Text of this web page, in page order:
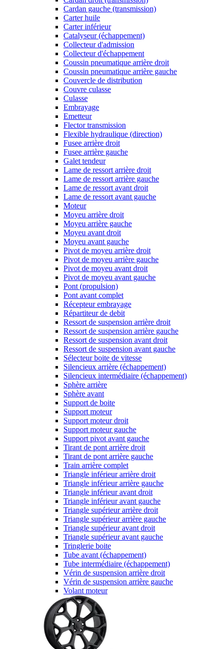
Cardan gauche (transmission)
Carter huile
Carter inférieur
Catalyseur (échappement)
Collecteur d'admission
Collecteur d'échappement
Coussin pneumatique arrière droit
Coussin pneumatique arrière gauche
Couvercle de distribution
Couvre culasse
Culasse
Embrayage
Emetteur
Flector transmission
Flexible hydraulique (direction)
Fusee arrière droit
Fusee arrière gauche
Galet tendeur
Lame de ressort arrière droit
Lame de ressort arrière gauche
Lame de ressort avant droit
Lame de ressort avant gauche
Moteur
Moyeu arrière droit
Moyeu arrière gauche
Moyeu avant droit
Moyeu avant gauche
Pivot de moyeu arrière droit
Pivot de moyeu arrière gauche
Pivot de moyeu avant droit
Pivot de moyeu avant gauche
Pont (propulsion)
Pont avant complet
Récepteur embrayage
Répartiteur de debit
Ressort de suspension arrière droit
Ressort de suspension arrière gauche
Ressort de suspension avant droit
Ressort de suspension avant gauche
Sélecteur boite de vitesse
Silencieux arrière (échappement)
Silencieux intermédiaire (échappement)
Sphère arrière
Sphère avant
Support de boite
Support moteur
Support moteur droit
Support moteur gauche
Support pivot avant gauche
Tirant de pont arrière droit
Tirant de pont arrière gauche
Train arrière complet
Triangle inférieur arrière droit
Triangle inférieur arrière gauche
Triangle inférieur avant droit
Triangle inférieur avant gauche
Triangle supérieur arrière droit
Triangle supérieur arrière gauche
Triangle supérieur avant droit
Triangle supérieur avant gauche
Tringlerie boite
Tube avant (échappement)
Tube intermédiaire (échappement)
Vérin de suspension arrière droit
Vérin de suspension arrière gauche
Volant moteur